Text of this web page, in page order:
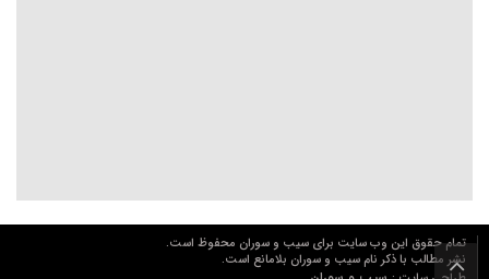
تمام حقوق این وب سایت برای سیب و سوران محفوظ است.
نشر مطالب با ذکر نام سیب و سوران بلامانع است.